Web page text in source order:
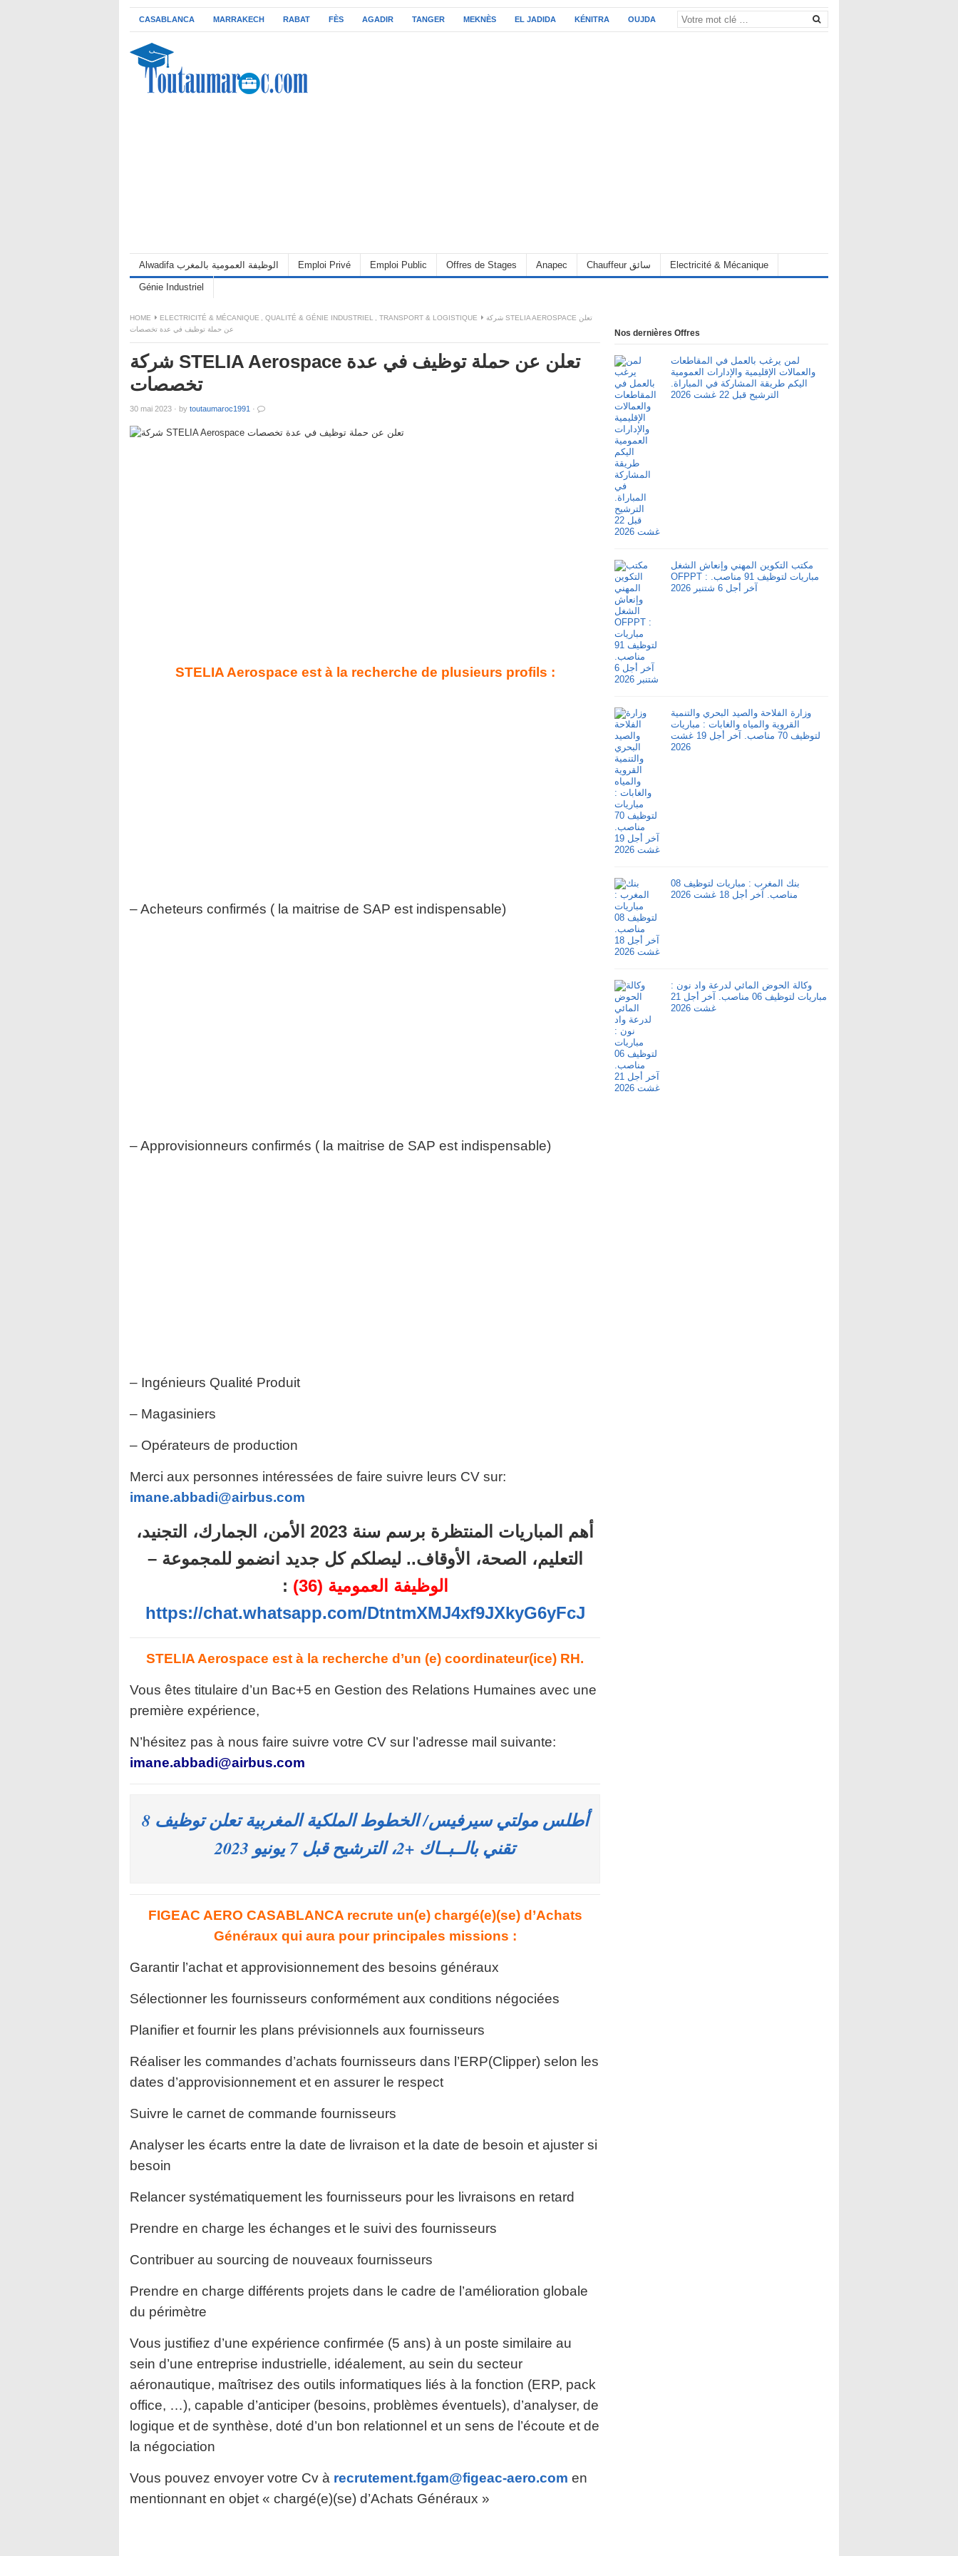
CASABLANCA MARRAKECH RABAT FÈS AGADIR TANGER MEKNÈS EL JADIDA KÉNITRA OUJDA
Alwadifa الوظيفة العمومية بالمغرب Emploi Privé Emploi Public Offres de Stages Anapec Chauffeur سائق Electricité & Mécanique
Génie Industriel
HOME ELECTRICITÉ & MÉCANIQUE QUALITÉ & GÉNIE INDUSTRIEL TRANSPORT & LOGISTIQUE
شركة STELIA AEROSPACE تعلن
عن حملة توظيف في عدة تخصصات
شركة STELIA Aerospace تعلن عن حملة توظيف في عدة
تخصصات
30 mai 2023 · by toutaumaroc1991 ·
STELIA Aerospace est à la recherche de plusieurs profils :
– Acheteurs confirmés ( la maitrise de SAP est indispensable)
– Approvisionneurs confirmés ( la maitrise de SAP est indispensable)
– Ingénieurs Qualité Produit
– Magasiniers
– Opérateurs de production
Merci aux personnes intéressées de faire suivre leurs CV sur:
imane.abbadi@airbus.com
أهم المباريات المنتظرة برسم سنة 2023 الأمن، الجمارك، التجنيد،
التعليم، الصحة، الأوقاف.. ليصلكم كل جديد انضمو للمجموعة –
الوظيفة العمومية (36)
:
https://chat.whatsapp.com/DtntmXMJ4xf9JXkyG6yFcJ
STELIA Aerospace est à la recherche d’un (e) coordinateur(ice) RH.
Vous êtes titulaire d’un Bac+5 en Gestion des Relations Humaines avec une
première expérience,
N’hésitez pas à nous faire suivre votre CV sur l’adresse mail suivante:
imane.abbadi@airbus.com
أطلس مولتي سيرفيس/ الخطوط الملكية المغربية تعلن توظيف 8
تقني بالــبــاك +2، الترشيح قبل 7 يونيو 2023
FIGEAC AERO CASABLANCA recrute un(e) chargé(e)(se) d’Achats
Généraux qui aura pour principales missions :
Garantir l’achat et approvisionnement des besoins généraux
Sélectionner les fournisseurs conformément aux conditions négociées
Planifier et fournir les plans prévisionnels aux fournisseurs
Réaliser les commandes d’achats fournisseurs dans l’ERP(Clipper) selon les
dates d’approvisionnement et en assurer le respect
Suivre le carnet de commande fournisseurs
Analyser les écarts entre la date de livraison et la date de besoin et ajuster si
besoin
Relancer systématiquement les fournisseurs pour les livraisons en retard
Prendre en charge les échanges et le suivi des fournisseurs
Contribuer au sourcing de nouveaux fournisseurs
Prendre en charge différents projets dans le cadre de l’amélioration globale
du périmètre
Vous justifiez d’une expérience confirmée (5 ans) à un poste similaire au
sein d’une entreprise industrielle, idéalement, au sein du secteur
aéronautique, maîtrisez des outils informatiques liés à la fonction (ERP, pack
office, …), capable d’anticiper (besoins, problèmes éventuels), d’analyser, de
logique et de synthèse, doté d’un bon relationnel et un sens de l’écoute et de
la négociation
Vous pouvez envoyer votre Cv à recrutement.fgam@figeac-aero.com en
mentionnant en objet « chargé(e)(se) d’Achats Généraux »
Nos dernières Offres
لمن يرغب بالعمل في المقاطعات
والعمالات الإقليمية والإدارات العمومية
اليكم طريقة المشاركة في المباراة.
الترشيح قبل 22 غشت 2026
مكتب التكوين المهني وإنعاش الشغل
OFPPT : مباريات لتوظيف 91 مناصب.
آخر أجل 6 شتنبر 2026
وزارة الفلاحة والصيد البحري والتنمية
القروية والمياه والغابات : مباريات
لتوظيف 70 مناصب. آخر أجل 19 غشت
2026
بنك المغرب : مباريات لتوظيف 08
مناصب. آخر أجل 18 غشت 2026
وكالة الحوض المائي لدرعة واد نون :
مباريات لتوظيف 06 مناصب. آخر أجل 21
غشت 2026